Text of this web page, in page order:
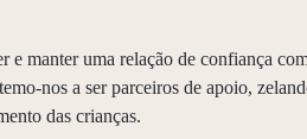
e manter uma relação de confiança
nos a ser parceiros de apoio,
das crianças.